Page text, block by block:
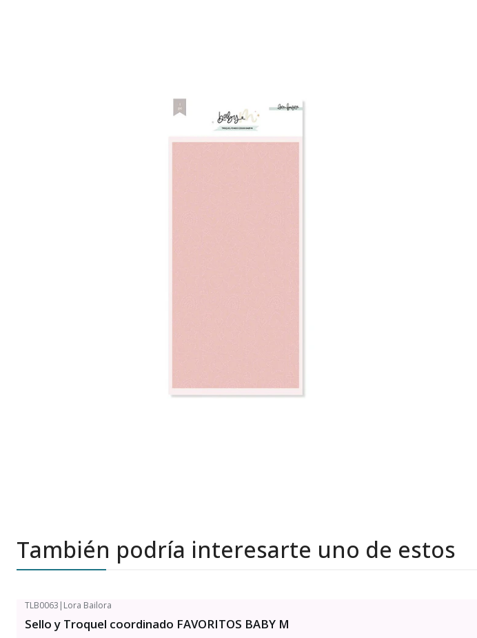
También podría interesarte uno de estos
TLB0063 | Lora Bailora
Sello y Troquel coordinado FAVORITOS BABY M